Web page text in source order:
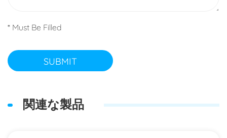
* Must Be Filled
SUBMIT
関連な製品